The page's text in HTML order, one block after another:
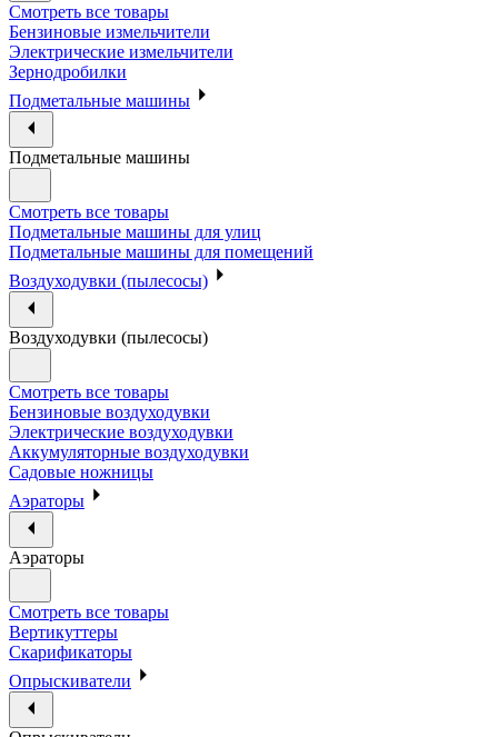
Смотреть все товары
Бензиновые измельчители
Электрические измельчители
Зернодробилки
Подметальные машины
Подметальные машины
Смотреть все товары
Подметальные машины для улиц
Подметальные машины для помещений
Воздуходувки (пылесосы)
Воздуходувки (пылесосы)
Смотреть все товары
Бензиновые воздуходувки
Электрические воздуходувки
Аккумуляторные воздуходувки
Садовые ножницы
Аэраторы
Аэраторы
Смотреть все товары
Вертикуттеры
Скарификаторы
Опрыскиватели